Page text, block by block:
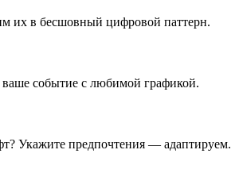
их в бесшовный цифровой паттерн.
событие с любимой графикой.
Укажите предпочтения — адаптируем.